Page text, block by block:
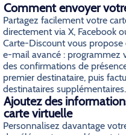
Comment envoyer
Partagez facilement votre
directement via X, Facebook
Carte-Discount vous
e-mail avancé : programmez
des confirmations de
premier destinataire, puis
destinataires supplémentaires.
Ajoutez des
carte virtuelle
Personnalisez davantage